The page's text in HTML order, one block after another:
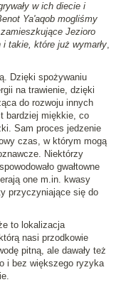
w ich diecie i
Ya'aqob mogliśmy
Jezioro
takie, które już wymarły,
Dzięki spożywaniu
na trawienie, dzięki
do rozwoju innych
bardziej miękkie, co
Sam proces jedzenie
czas, w którym mogą
Niektórzy
gwałtowne
one m.in. kwasy
przyczyniające się do
to lokalizacja
nasi przodkowie
pitną, ale dawały też
i bez większego ryzyka